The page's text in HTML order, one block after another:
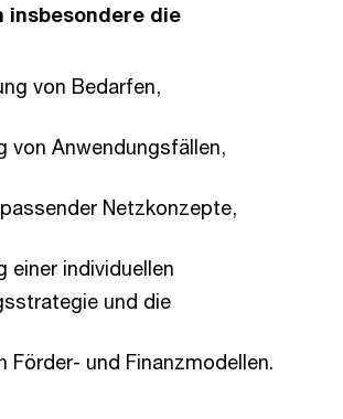
insbesondere die
von Bedarfen,
von Anwendungsfällen,
Netzkonzepte,
einer individuellen
und die
Förder- und Finanzmodellen.